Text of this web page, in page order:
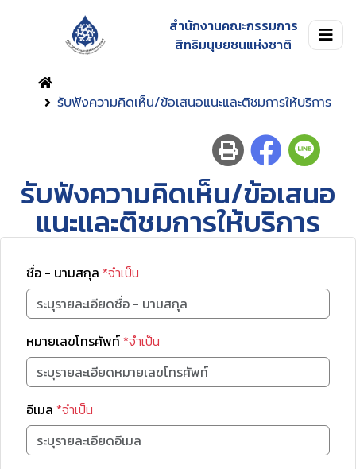
สำนักงานคณะกรรมการ
สิทธิมนุษยชนแห่งชาติ
รับฟังความคิดเห็น/ข้อเสนอแนะและติชมการให้บริการ
รับฟังความคิดเห็น/ข้อเสนอ
แนะและติชมการให้บริการ
ชื่อ - นามสกุล *จำเป็น
หมายเลขโทรศัพท์*จำเป็น
อีเมล *จำเป็น